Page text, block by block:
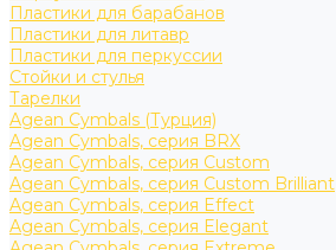
Пластики для барабанов
Пластики для литавр
Пластики для перкуссии
Стойки и стулья
Тарелки
Agean Cymbals (Турция)
Agean Cymbals, серия BRX
Agean Cymbals, серия Custom
Agean Cymbals, серия Custom Brilliant
Agean Cymbals, серия Effect
Agean Cymbals, серия Elegant